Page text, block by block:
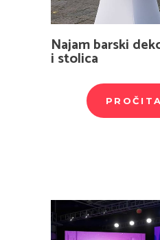
Najam barski
i stolica